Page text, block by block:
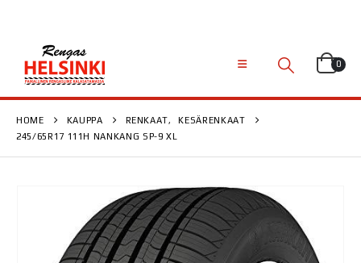
0
HOME KAUPPA RENKAAT,
KESÄRENKAAT
245/65R17 111H NANKANG SP-9 XL